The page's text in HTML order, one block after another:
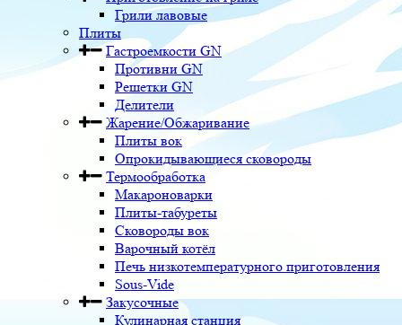
Грили лавовые
Плиты
Гастроемкости GN
Противни GN
Решетки GN
Делители
Жарение/Обжаривание
Плиты вок
Опрокидывающиеся сковороды
Термообработка
Макароноварки
Плиты-табуреты
Сковороды вок
Варочный котёл
Печь низкотемпературного приготовления
Sous-Vide
Закусочные
Кулинарная станция